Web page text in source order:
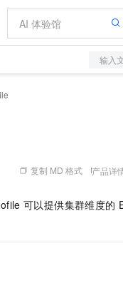
输入
复制 MD 格式 产品详
可以提供集群维度的
Qoder
面向真实软件的智能体
一键购买专属联机服务
高效搭建 AI 智能体与
，夜间低至2折
AI 场景体验
从图文生成到视频创作
AI 广告创作
图文、视频一站生成，
配置报价器
基础软件
JAVA
产品伙伴合作计划
云网络合作计划
阿里云认证
信息公告
市场活动